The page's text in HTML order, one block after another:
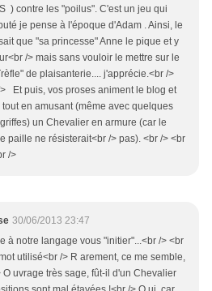
) contre les "poilus". C'est un jeu qui
je pense à l'époque d'Adam . Ainsi, le
que "sa princesse" Anne le pique et y
/> mais sans vouloir le mettre sur le
de plaisanterie.... j'apprécie.<br />
Et puis, vos proses animent le blog et
tout en amusant (même avec quelques
un Chevalier en armure (car le
paille ne résisterait<br /> pas). <br /> <br
/>
30/06/2013 23:47
à notre langage vous "initier"...<br /> <br
utilisé<br /> R arement, ce me semble,
uvrage très sage, fût-il d'un Chevalier